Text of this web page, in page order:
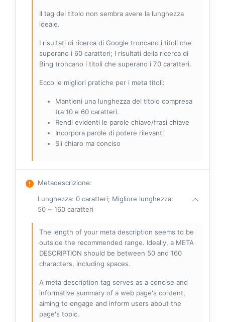
Il tag del titolo non sembra avere la lunghezza
ideale.
I risultati di ricerca di Google troncano i titoli che
superano i 60 caratteri; I risultati della ricerca di
Bing troncano i titoli che superano i 70 caratteri.
Ecco le migliori pratiche per i meta titoli:
Mantieni una lunghezza del titolo compresa
tra 10 e 60 caratteri.
Rendi evidenti le parole chiave/frasi chiave
Incorpora parole di potere rilevanti
Sii chiaro ma conciso
Metadescrizione:
Lunghezza: 0 caratteri; Migliore lunghezza:
50 ~ 160 caratteri
The length of your meta description seems to be
outside the recommended range. Ideally, a META
DESCRIPTION should be between 50 and 160
characters, including spaces.
A meta description tag serves as a concise and
informative summary of a web page's content,
aiming to engage and inform users about the
page's topic.